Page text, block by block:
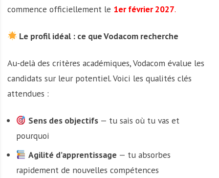
commence officiellement le 1er février 2027.
Le profil idéal : ce que Vodacom recherche
Au-delà des critères académiques, Vodacom évalue les
candidats sur leur potentiel. Voici les qualités clés
attendues :
Sens des objectifs— tu sais où tu vas et
pourquoi
Agilité d’apprentissage — tu absorbes
rapidement de nouvelles compétences